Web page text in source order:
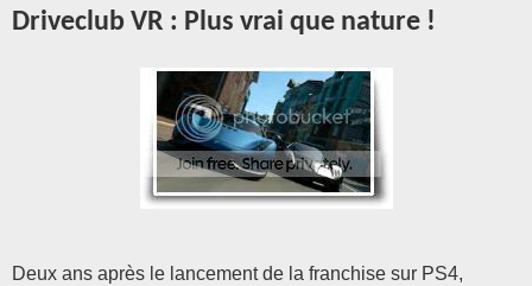
Driveclub VR : Plus vrai que nature !
Deux ans après le lancement de la franchise sur PS4,